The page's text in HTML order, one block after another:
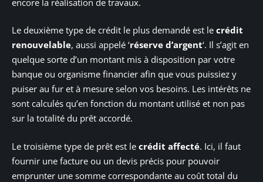
Le deuxième type de crédit le plus demandé est le crédit
renouvelable, aussi appelé ‘réserve d’argent‘. Il s’agit en
quelque sorte d’un montant mis à disposition par votre
banque ou organisme financier afin que vous puissiez y
puiser au fur et à mesure selon vos besoins. Les intérêts ne
sont calculés qu’en fonction du montant utilisé et non pas
sur la totalité du prêt accordé.
Le troisième type de prêt est le crédit affecté. Ici, il faut
fournir une facture ou un devis précis pour pouvoir
emprunter une somme correspondante au coût total du